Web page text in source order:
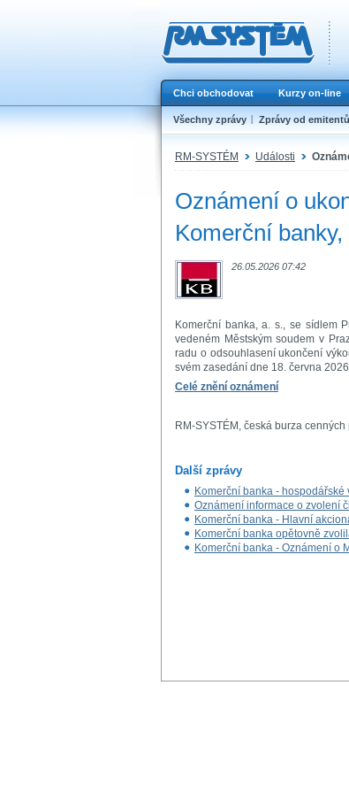
Chci obchodovat Kurzy on-line
Všechny zprávy Zprávy od emitentů
RM-SYSTÉM Události
Oznámení o
Komerční banky,
26.05.2026 07:42
Komerční banka, a. s., se sídlem
vedeném Městským soudem v
radu o odsouhlasení ukončení
svém zasedání dne 18. června 2026.
Celé znění oznámení
RM-SYSTÉM, česká burza cenných
Další zprávy
Komerční banka - hospodářské
Oznámení informace o zvolení
Komerční banka - Hlavní
Komerční banka opětovně
Komerční banka - Oznámení o